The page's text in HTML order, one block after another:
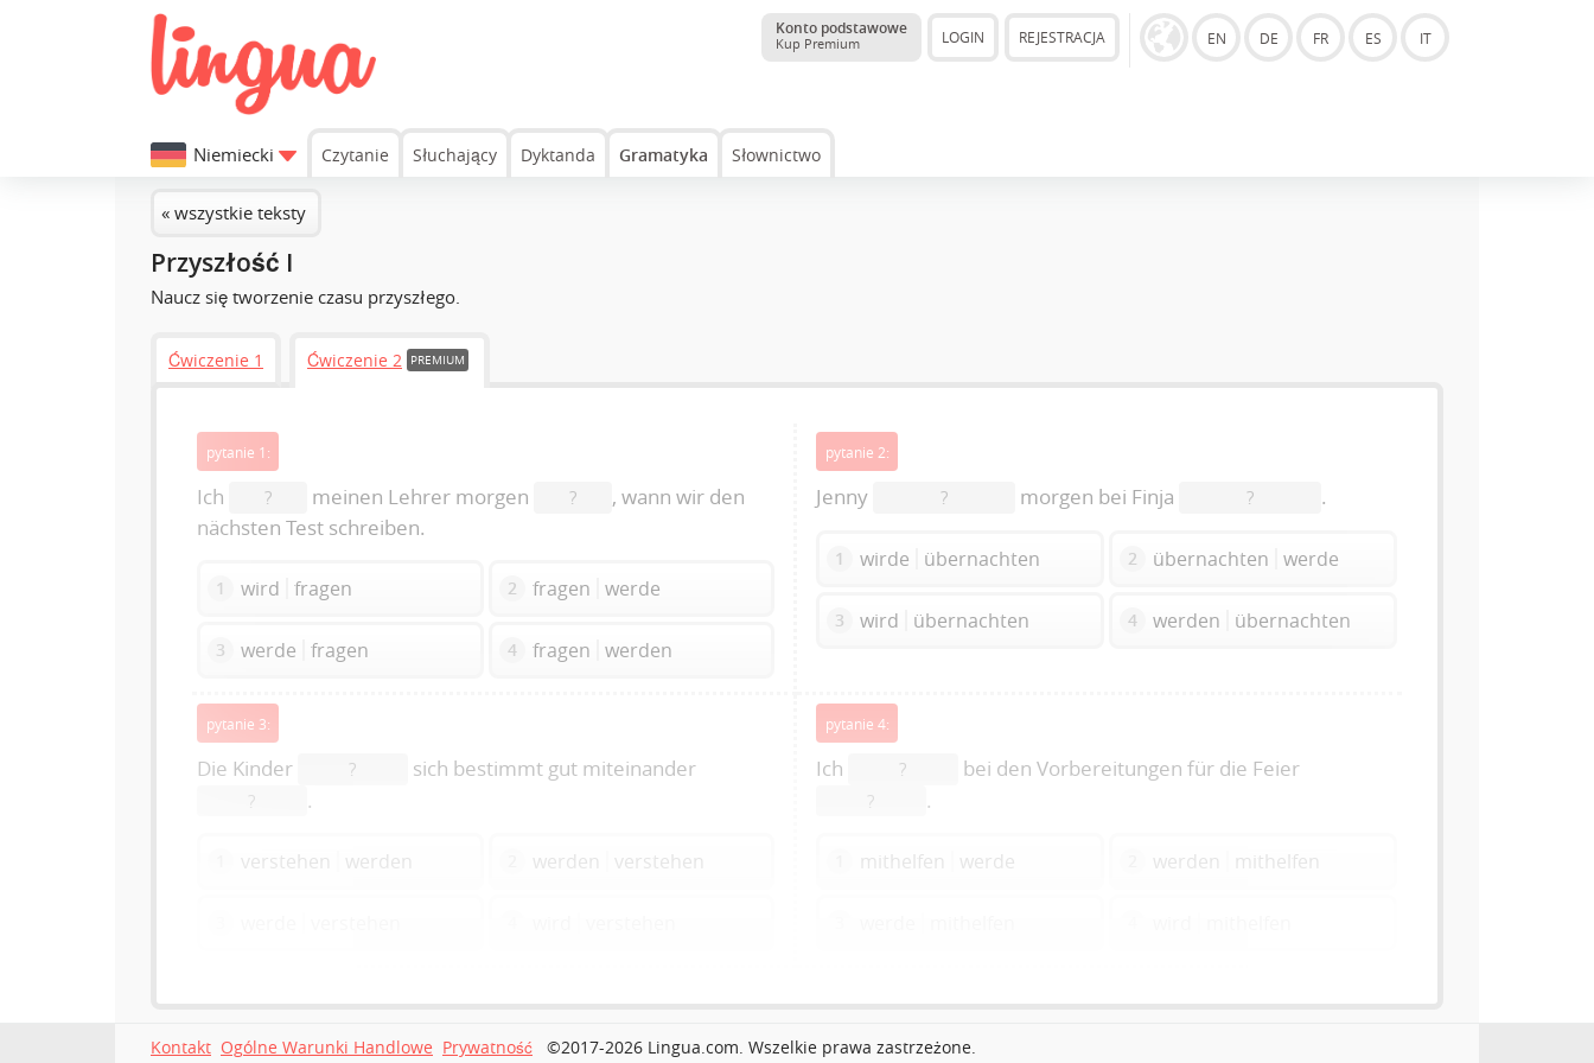
Konto podstawowe
Kup Premium LOGIN REJESTRACJA EN DE FR ES IT
Niemiecki Czytanie Słuchający Dyktanda Gramatyka Słownictwo
« wszystkie teksty
Przyszłość I
Naucz się tworzenie czasu przyszłego.
Ćwiczenie 1 Ćwiczenie 2 PREMIUM
pytanie 1:
Ich ? meinen Lehrer morgen ?
, wann wir den
nächsten Test schreiben.
1 wird fragen 2 fragen werde
3 werde fragen 4 fragen werden
pytanie 2:
Jenny ? morgen bei Finja ? .
1 wirde übernachten 2 übernachten werde
3 wird übernachten 4 werden übernachten
pytanie 3:
Die Kinder ? sich bestimmt gut miteinander
? .
verstehen werden werden verstehen
pytanie 4:
Ich ? bei den Vorbereitungen für die Feier
? .
mithelfen werde werden mithelfen
Kontakt Ogólne Warunki Handlowe Prywatność ©2017-2026 Lingua.com. Wszelkie prawa zastrzeżone.